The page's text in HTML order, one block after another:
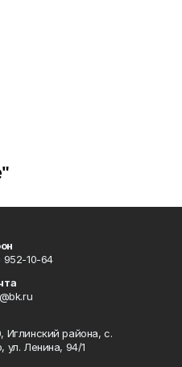
952-10-64
Иглинский района, с.
ул. Ленина, 94/1